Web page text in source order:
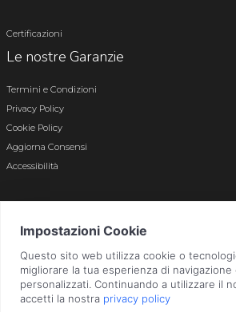
Certificazioni
Le nostre Garanzie
Termini e Condizioni
Privacy Policy
Cookie Policy
Aggiorna Consensi
Accessibilità
Bergamo n. 01496180165 · Capitale Sociale